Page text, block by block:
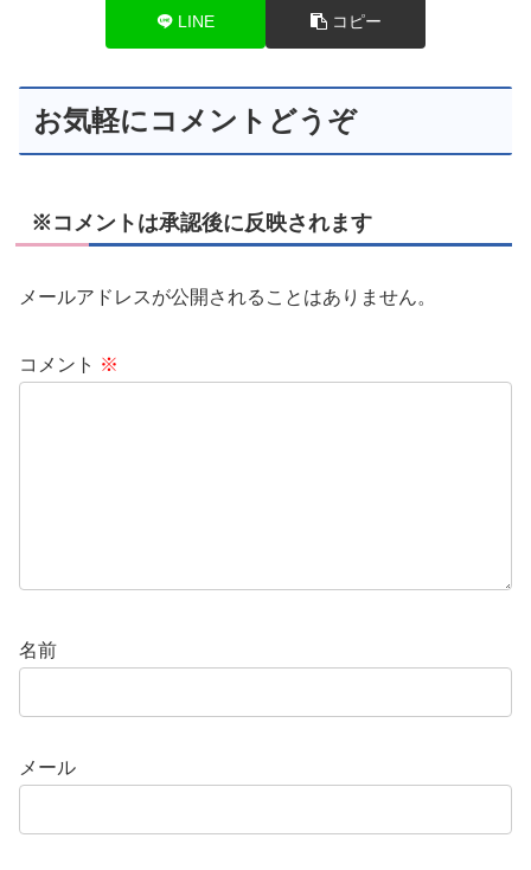
LINE コピー
お気軽にコメントどうぞ
※コメントは承認後に反映されます
メールアドレスが公開されることはありません。
コメント ※
名前
メール